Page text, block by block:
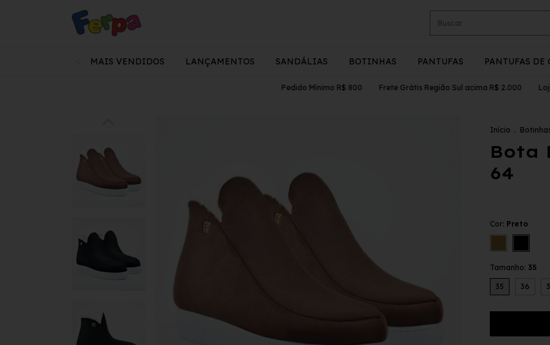
MAIS VENDIDOS LANÇAMENTOS SANDÁLIAS BOTINHAS PANTUFAS PANTUFAS DE
Pedido Mínimo R$ 800 Frete Grátis Região Sul acima R$ 2.000 Lojista,
Início .
Bota
64
Cor: Preto
Tamanho: 35
35 36